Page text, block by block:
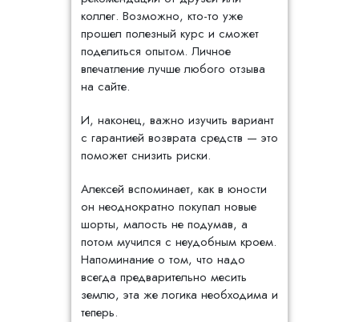
коллег. Возможно, кто-то уже
прошел полезный курс и сможет
поделиться опытом. Личное
впечатление лучше любого отзыва
на сайте.
И, наконец, важно изучить вариант
с гарантией возврата средств — это
поможет снизить риски.
Алексей вспоминает, как в юности
он неоднократно покупал новые
шорты, малость не подумав, а
потом мучился с неудобным кроем.
Напоминание о том, что надо
всегда предварительно месить
землю, эта же логика необходима и
теперь.